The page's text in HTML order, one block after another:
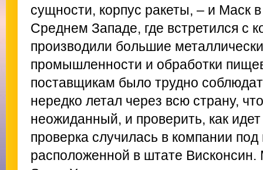
сущности, корпус ракеты, – и Маск
Среднем Западе, где встретился с
производили большие
промышленности и обработки
поставщикам было трудно
нередко летал через всю страну,
неожиданный, и проверить, как
проверка случилась в компании
расположенной в штате Висконсин.